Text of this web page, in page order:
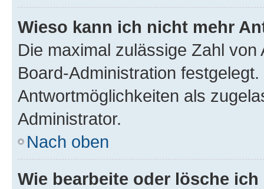
Wieso kann ich nicht mehr
Die maximal zulässige Zahl
Board-Administration
Antwortmöglichkeiten als
Administrator.
Nach oben
Wie bearbeite oder lösche